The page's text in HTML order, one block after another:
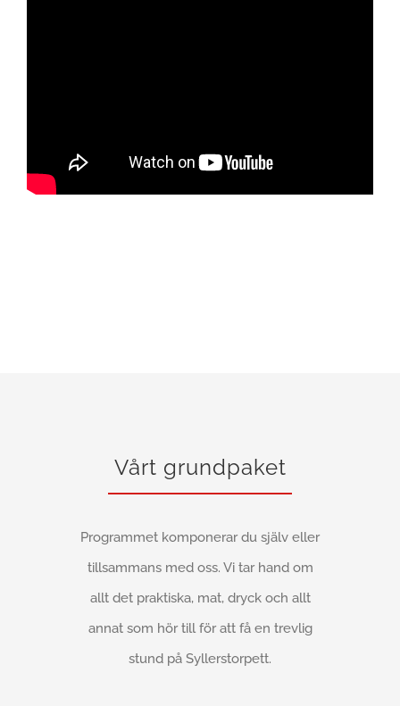
Vårt grundpaket
Programmet komponerar du själv eller
tillsammans med oss. Vi tar hand om
allt det praktiska, mat, dryck och allt
annat som hör till för att få en trevlig
stund på Syllerstorpett.